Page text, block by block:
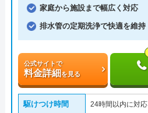
家庭から施設まで幅広く対応
排水管の定期洗浄で快適を維持
公式サイトで
料金詳細を見る
駆けつけ時間 24時間以内に対応